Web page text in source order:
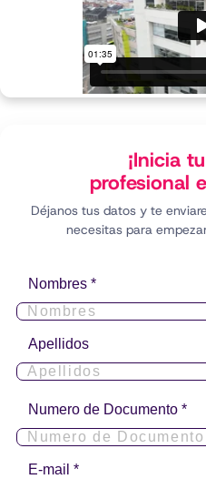
¡Inicia
profesional
Déjanos tus datos y te
necesitas para